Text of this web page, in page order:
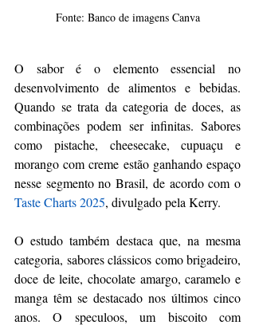
Fonte: Banco de imagens Canva
O sabor é o elemento essencial no
desenvolvimento de alimentos e bebidas.
Quando se trata da categoria de doces, as
combinações podem ser infinitas. Sabores
como pistache, cheesecake, cupuaçu e
morango com creme estão ganhando espaço
Taste Charts 2025, divulgado pela Kerry.
O estudo também destaca que, na mesma
categoria, sabores clássicos como brigadeiro,
doce de leite, chocolate amargo, caramelo e
manga têm se destacado nos últimos cinco
anos. O speculoos, um biscoito com